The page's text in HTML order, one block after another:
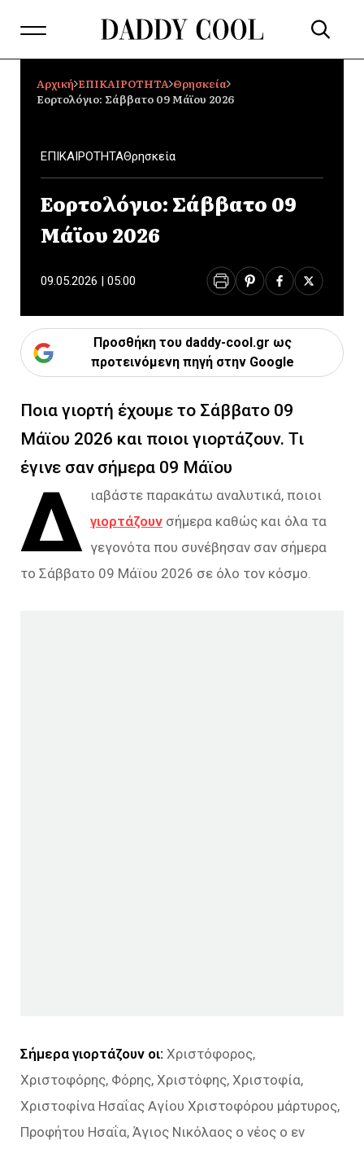
Αρχική ΕΠΙΚΑΙΡΟΤΗΤΑ Θρησκεία
Εορτολόγιο: Σάββατο 09 Μάϊου 2026
ΕΠΙΚΑΙΡΟΤΗΤΑΘρησκεία
Εορτολόγιο: Σάββατο 09
Μάϊου 2026
09.05.2026 | 05:00
Προσθήκη του daddy-cool.gr ως
προτεινόμενη πηγή στην Google
Ποια γιορτή έχουμε το Σάββατο 09
Μάϊου 2026 και ποιοι γιορτάζουν. Τι
έγινε σαν σήμερα 09 Μάϊου
Δ ιαβάστε παρακάτω αναλυτικά, ποιοι
γιορτάζουν σήμερα καθώς και όλα τα
γεγονότα που συνέβησαν σαν σήμερα
το Σάββατο 09 Μάϊου 2026 σε όλο τον κόσμο.
Σήμερα γιορτάζουν οι: Χριστόφορος,
Χριστοφόρης, Φόρης, Χριστόφης, Χριστοφία,
Χριστοφίνα Ησαΐας Αγίου Χριστοφόρου μάρτυρος,
Προφήτου Ησαΐα, Άγιος Νικόλαος ο νέος ο εν